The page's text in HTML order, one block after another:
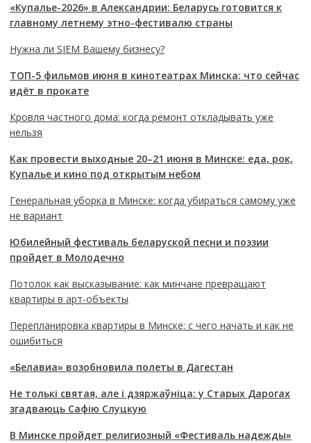
«Купалье-2026» в Александрии: Беларусь готовится к
главному летнему этно-фестивалю страны
Нужна ли SIEM Вашему бизнесу?
ТОП-5 фильмов июня в кинотеатрах Минска: что сейчас
идёт в прокате
Кровля частного дома: когда ремонт откладывать уже
нельзя
Как провести выходные 20–21 июня в Минске: еда, рок,
Купалье и кино под открытым небом
Генеральная уборка в Минске: когда убираться самому уже
не вариант
Юбилейный фестиваль беларуской песни и поэзии
пройдет в Молодечно
Потолок как высказывание: как минчане превращают
квартиры в арт-объекты
Перепланировка квартиры в Минске: с чего начать и как не
ошибиться
«Белавиа» возобновила полеты в Дагестан
Не толькі святая, але і дзяржаўніца: у Старых Дарогах
згадваюць Сафію Слуцкую
В Минске пройдет религиозный «Фестиваль надежды»